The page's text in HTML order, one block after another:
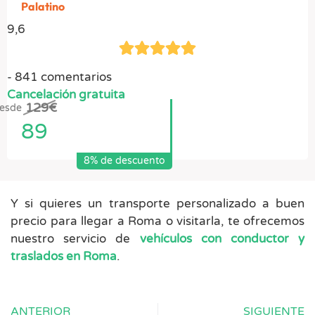
Palatino
9,6
841 comentarios
129€
89
8% de descuento
Cancelación gratuita
Y si quieres un transporte personalizado a buen
precio para llegar a Roma o visitarla, te ofrecemos
nuestro servicio de vehículos con conductor y
traslados en Roma.
ANTERIOR SIGUIENTE